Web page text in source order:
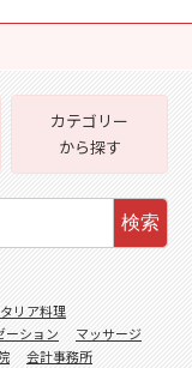
カテゴリー
から探す
検索
リア料理
ーション
マッサージ
会計事務所